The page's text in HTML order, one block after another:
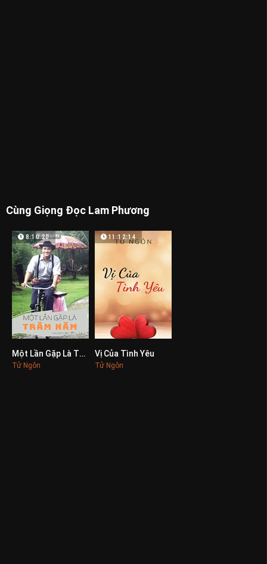
Cùng Giọng Đọc Lam Phương
0
8:10:20
Một Lần Gặp Là Trăm Năm
Tử Ngôn
11:12:14
Vị Của Tình Yêu
Tử Ngôn